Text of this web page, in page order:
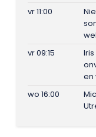
vr 11:00
vr 09:15
en
wo 16:00